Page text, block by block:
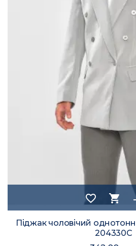
favorite_border shopping_cart
Піджак чоловічий
204330C